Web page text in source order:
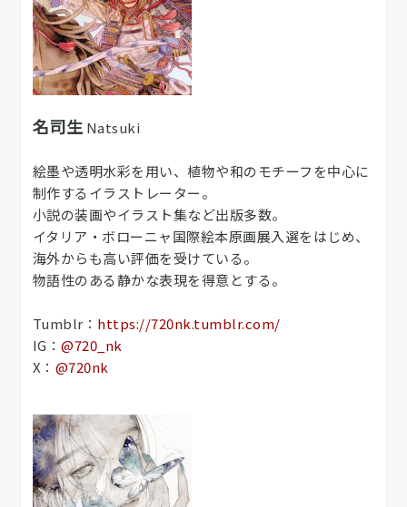
名司生 Natsuki
絵墨や透明水彩を用い、植物や和のモチーフを中心に
制作するイラストレーター。
小説の装画やイラスト集など出版多数。
イタリア・ボローニャ国際絵本原画展入選をはじめ、
海外からも高い評価を受けている。
物語性のある静かな表現を得意とする。
Tumblr： https://720nk.tumblr.com/
IG： @720_nk
X： @720nk